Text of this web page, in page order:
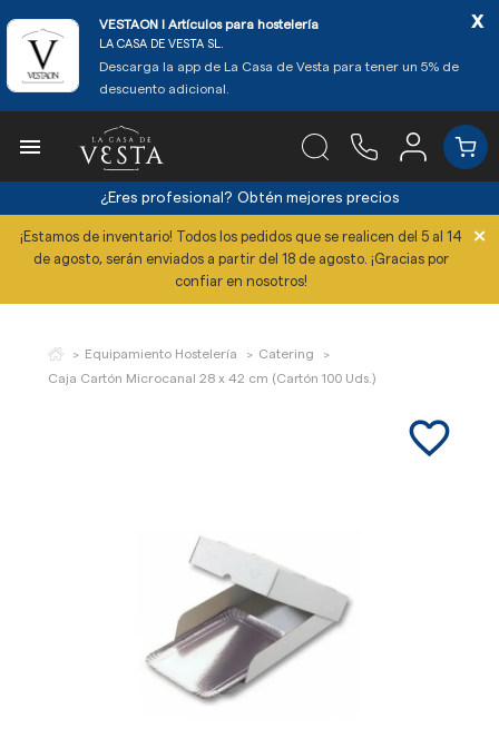
VESTAON l Artículos para hostelería
LA CASA DE VESTA SL.
Descarga la app de La Casa de Vesta para tener un 5% de
descuento adicional.
x

¿Eres profesional? Obtén mejores precios
¡Estamos de inventario! Todos los pedidos que se realicen del 5 al 14
de agosto, serán enviados a partir del 18 de agosto. ¡Gracias por
confiar en nosotros!
×
Equipamiento Hostelería
Catering
Caja Cartón Microcanal 28 x 42 cm (Cartón 100 Uds.)
favorite_border